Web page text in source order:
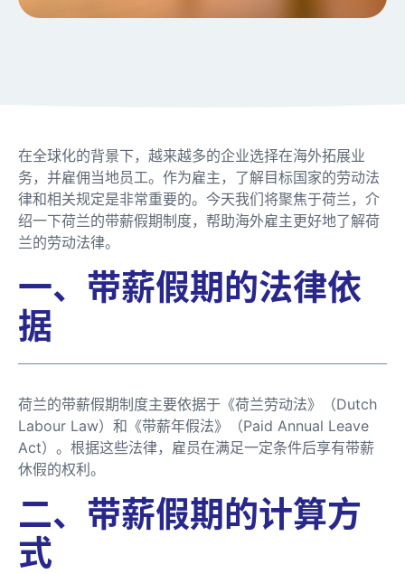
在全球化的背景下，越来越多的企业选择在海外拓展业
务，并雇佣当地员工。作为雇主，了解目标国家的劳动法
律和相关规定是非常重要的。今天我们将聚焦于荷兰，介
绍一下荷兰的带薪假期制度，帮助海外雇主更好地了解荷
兰的劳动法律。
一、带薪假期的法律依
据
荷兰的带薪假期制度主要依据于《荷兰劳动法》（Dutch
Labour Law）和《带薪年假法》（Paid Annual Leave
Act）。根据这些法律，雇员在满足一定条件后享有带薪
休假的权利。
二、带薪假期的计算方
式